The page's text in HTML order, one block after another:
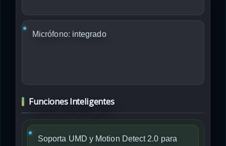
Micrófono: integrado
Funciones Inteligentes
Soporta UMD y Motion Detect 2.0 para